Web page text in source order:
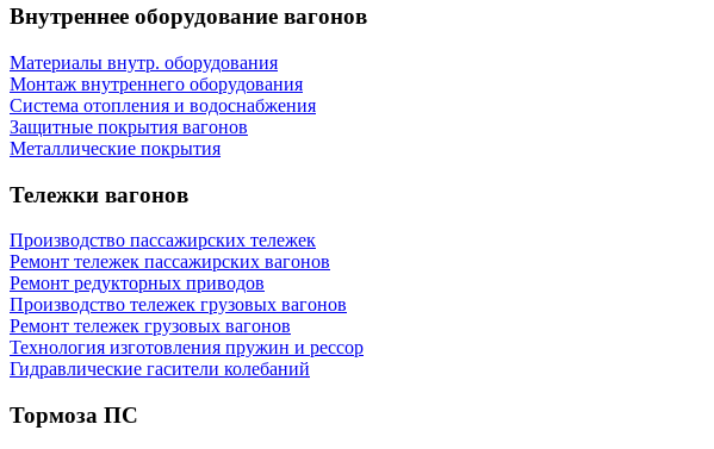
Внутреннее оборудование вагонов
Материалы внутр. оборудования
Монтаж внутреннего оборудования
Cистема отопления и водоснабжения
Защитные покрытия вагонов
Металлические покрытия
Тележки вагонов
Производство пассажирских тележек
Ремонт тележек пассажирских вагонов
Ремонт редукторных приводов
Производство тележек грузовых вагонов
Ремонт тележек грузовых вагонов
Технология изготовления пружин и рессор
Гидравлические гасители колебаний
Тормоза ПС